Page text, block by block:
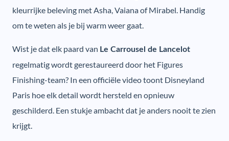
kleurrijke beleving met Asha, Vaiana of Mirabel. Handig
om te weten als je bij warm weer gaat.
Wist je dat elk paard van Le Carrousel de Lancelot
regelmatig wordt gerestaureerd door het Figures
Finishing-team? In een officiële video toont Disneyland
Paris hoe elk detail wordt hersteld en opnieuw
geschilderd. Een stukje ambacht dat je anders nooit te zien
krijgt.